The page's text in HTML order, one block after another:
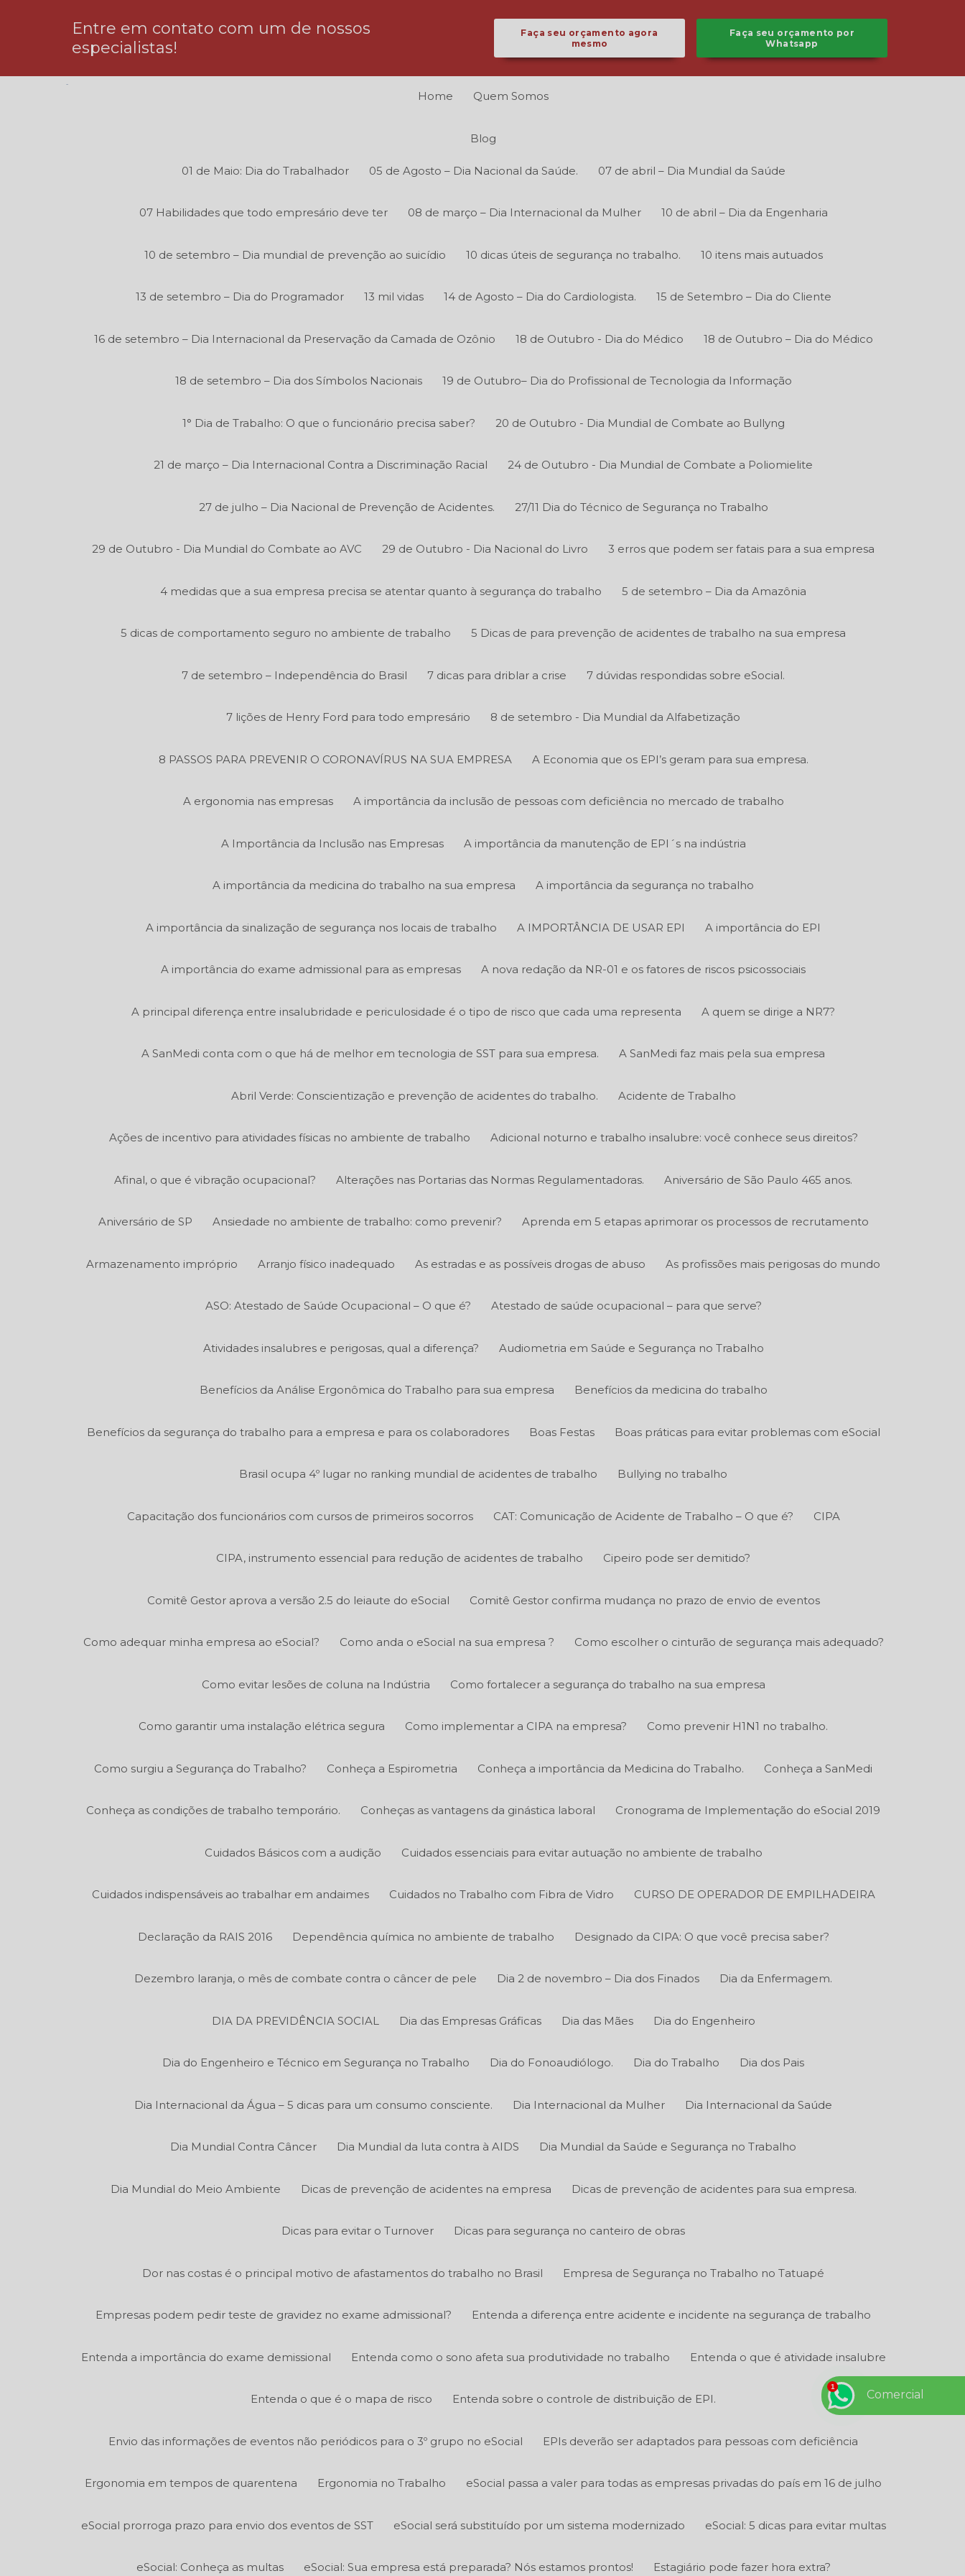
Entre em contato com um de nossos
especialistas!
Faça seu orçamento agora
mesmo
Faça seu orçamento por
Whatsapp
Home Quem Somos
Blog
01 de Maio: Dia do Trabalhador 05 de Agosto – Dia Nacional da Saúde. 07 de abril – Dia Mundial da Saúde
07 Habilidades que todo empresário deve ter 08 de março – Dia Internacional da Mulher 10 de abril – Dia da Engenharia
10 de setembro – Dia mundial de prevenção ao suicídio 10 dicas úteis de segurança no trabalho. 10 itens mais autuados
13 de setembro – Dia do Programador 13 mil vidas 14 de Agosto – Dia do Cardiologista. 15 de Setembro – Dia do Cliente
16 de setembro – Dia Internacional da Preservação da Camada de Ozônio 18 de Outubro - Dia do Médico 18 de Outubro – Dia do Médico
18 de setembro – Dia dos Símbolos Nacionais 19 de Outubro– Dia do Profissional de Tecnologia da Informação
1° Dia de Trabalho: O que o funcionário precisa saber? 20 de Outubro - Dia Mundial de Combate ao Bullyng
21 de março – Dia Internacional Contra a Discriminação Racial 24 de Outubro - Dia Mundial de Combate a Poliomielite
27 de julho – Dia Nacional de Prevenção de Acidentes. 27/11 Dia do Técnico de Segurança no Trabalho
29 de Outubro - Dia Mundial do Combate ao AVC 29 de Outubro - Dia Nacional do Livro 3 erros que podem ser fatais para a sua empresa
4 medidas que a sua empresa precisa se atentar quanto à segurança do trabalho 5 de setembro – Dia da Amazônia
5 dicas de comportamento seguro no ambiente de trabalho 5 Dicas de para prevenção de acidentes de trabalho na sua empresa
7 de setembro – Independência do Brasil 7 dicas para driblar a crise 7 dúvidas respondidas sobre eSocial.
7 lições de Henry Ford para todo empresário 8 de setembro - Dia Mundial da Alfabetização
8 PASSOS PARA PREVENIR O CORONAVÍRUS NA SUA EMPRESA A Economia que os EPI’s geram para sua empresa.
A ergonomia nas empresas A importância da inclusão de pessoas com deficiência no mercado de trabalho
A Importância da Inclusão nas Empresas A importância da manutenção de EPI´s na indústria
A importância da medicina do trabalho na sua empresa A importância da segurança no trabalho
A importância da sinalização de segurança nos locais de trabalho A IMPORTÂNCIA DE USAR EPI A importância do EPI
A importância do exame admissional para as empresas A nova redação da NR-01 e os fatores de riscos psicossociais
A principal diferença entre insalubridade e periculosidade é o tipo de risco que cada uma representa A quem se dirige a NR7?
A SanMedi conta com o que há de melhor em tecnologia de SST para sua empresa. A SanMedi faz mais pela sua empresa
Abril Verde: Conscientização e prevenção de acidentes do trabalho. Acidente de Trabalho
Ações de incentivo para atividades físicas no ambiente de trabalho Adicional noturno e trabalho insalubre: você conhece seus direitos?
Afinal, o que é vibração ocupacional? Alterações nas Portarias das Normas Regulamentadoras. Aniversário de São Paulo 465 anos.
Aniversário de SP Ansiedade no ambiente de trabalho: como prevenir? Aprenda em 5 etapas aprimorar os processos de recrutamento
Armazenamento impróprio Arranjo físico inadequado As estradas e as possíveis drogas de abuso As profissões mais perigosas do mundo
ASO: Atestado de Saúde Ocupacional – O que é? Atestado de saúde ocupacional – para que serve?
Atividades insalubres e perigosas, qual a diferença? Audiometria em Saúde e Segurança no Trabalho
Benefícios da Análise Ergonômica do Trabalho para sua empresa Benefícios da medicina do trabalho
Benefícios da segurança do trabalho para a empresa e para os colaboradores Boas Festas Boas práticas para evitar problemas com eSocial
Brasil ocupa 4º lugar no ranking mundial de acidentes de trabalho Bullying no trabalho
Capacitação dos funcionários com cursos de primeiros socorros CAT: Comunicação de Acidente de Trabalho – O que é? CIPA
CIPA, instrumento essencial para redução de acidentes de trabalho Cipeiro pode ser demitido?
Comitê Gestor aprova a versão 2.5 do leiaute do eSocial Comitê Gestor confirma mudança no prazo de envio de eventos
Como adequar minha empresa ao eSocial? Como anda o eSocial na sua empresa ? Como escolher o cinturão de segurança mais adequado?
Como evitar lesões de coluna na Indústria Como fortalecer a segurança do trabalho na sua empresa
Como garantir uma instalação elétrica segura Como implementar a CIPA na empresa? Como prevenir H1N1 no trabalho.
Como surgiu a Segurança do Trabalho? Conheça a Espirometria Conheça a importância da Medicina do Trabalho. Conheça a SanMedi
Conheça as condições de trabalho temporário. Conheças as vantagens da ginástica laboral Cronograma de Implementação do eSocial 2019
Cuidados Básicos com a audição Cuidados essenciais para evitar autuação no ambiente de trabalho
Cuidados indispensáveis ao trabalhar em andaimes Cuidados no Trabalho com Fibra de Vidro CURSO DE OPERADOR DE EMPILHADEIRA
Declaração da RAIS 2016 Dependência química no ambiente de trabalho Designado da CIPA: O que você precisa saber?
Dezembro laranja, o mês de combate contra o câncer de pele Dia 2 de novembro – Dia dos Finados Dia da Enfermagem.
DIA DA PREVIDÊNCIA SOCIAL Dia das Empresas Gráficas Dia das Mães Dia do Engenheiro
Dia do Engenheiro e Técnico em Segurança no Trabalho Dia do Fonoaudiólogo. Dia do Trabalho Dia dos Pais
Dia Internacional da Água – 5 dicas para um consumo consciente. Dia Internacional da Mulher Dia Internacional da Saúde
Dia Mundial Contra Câncer Dia Mundial da luta contra à AIDS Dia Mundial da Saúde e Segurança no Trabalho
Dia Mundial do Meio Ambiente Dicas de prevenção de acidentes na empresa Dicas de prevenção de acidentes para sua empresa.
Dicas para evitar o Turnover Dicas para segurança no canteiro de obras
Dor nas costas é o principal motivo de afastamentos do trabalho no Brasil Empresa de Segurança no Trabalho no Tatuapé
Empresas podem pedir teste de gravidez no exame admissional? Entenda a diferença entre acidente e incidente na segurança de trabalho
Entenda a importância do exame demissional Entenda como o sono afeta sua produtividade no trabalho Entenda o que é atividade insalubre
Entenda o que é o mapa de risco Entenda sobre o controle de distribuição de EPI.
Envio das informações de eventos não periódicos para o 3º grupo no eSocial EPIs deverão ser adaptados para pessoas com deficiência
Ergonomia em tempos de quarentena Ergonomia no Trabalho eSocial passa a valer para todas as empresas privadas do país em 16 de julho
eSocial prorroga prazo para envio dos eventos de SST eSocial será substituído por um sistema modernizado eSocial: 5 dicas para evitar multas
eSocial: Conheça as multas eSocial: Sua empresa está preparada? Nós estamos prontos! Estagiário pode fazer hora extra?
Comercial